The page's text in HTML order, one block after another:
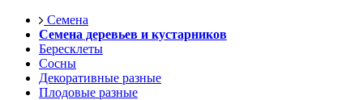
Семена
Семена деревьев и кустарников
Бересклеты
Сосны
Декоративные разные
Плодовые разные